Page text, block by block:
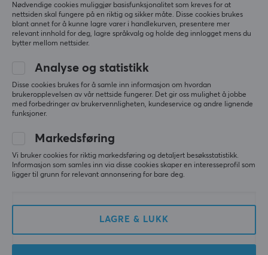
PlayStation 5
(PS5/PS4/PC)
1249 kr
GameSir
Kontroll - Dynamic Blue
[Hall Effect]
599 kr
Nødvendige cookies muliggjør basisfunksjonalitet som kreves for at
nettsiden skal fungere på en riktig og sikker måte. Disse cookies brukes
blant annet for å kunne lagre varer i handlekurven, presentere mer
relevant innhold for deg, lagre språkvalg og holde deg innlogget mens du
bytter mellom nettsider.
Analyse og statistikk
Disse cookies brukes for å samle inn informasjon om hvordan
brukeropplevelsen av vår nettside fungerer. Det gir oss mulighet å jobbe
med forbedringer av brukervennligheten, kundeservice og andre lignende
funksjoner.
Markedsføring
Vi bruker cookies for riktig markedsføring og detaljert besøksstatistikk.
Informasjon som samles inn via disse cookies skaper en interesseprofil som
ligger til grunn for relevant annonsering for bare deg.
LAGRE & LUKK